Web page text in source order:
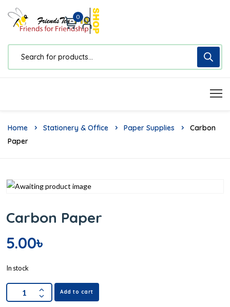
0
Home Stationery & Office Paper Supplies
Carbon
Paper
Carbon Paper
5.00৳
In stock
Add to cart